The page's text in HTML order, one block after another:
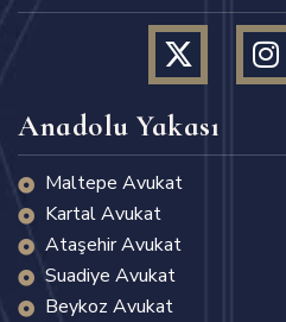
Anadolu Yakası
Maltepe Avukat
Kartal Avukat
Ataşehir Avukat
Suadiye Avukat
Beykoz Avukat